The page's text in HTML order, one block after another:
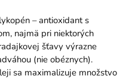
– antioxidant s
najmä pri niektorých
šťavy výrazne
(nie obéznych).
sa maximalizuje množstvo